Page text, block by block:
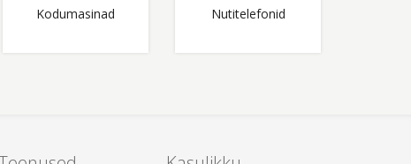
Kodumasinad Nutitelefonid